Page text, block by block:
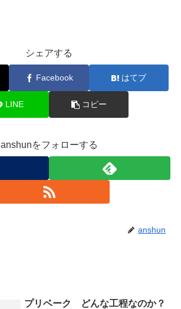
シェアする
Facebook はてブ
LINE コピー
anshunをフォローする
anshun
プリベーク どんな工程なのか？